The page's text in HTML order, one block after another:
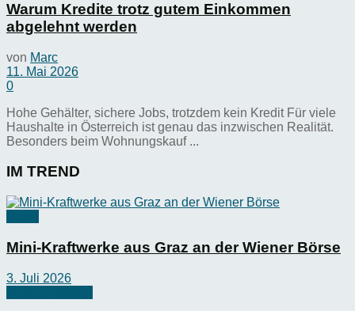
Warum Kredite trotz gutem Einkommen
abgelehnt werden
von Marc
11. Mai 2026
0
Hohe Gehälter, sichere Jobs, trotzdem kein Kredit Für viele
Haushalte in Österreich ist genau das inzwischen Realität.
Besonders beim Wohnungskauf ...
IM TREND
Mini-Kraftwerke aus Graz an der Wiener Börse
3. Juli 2026